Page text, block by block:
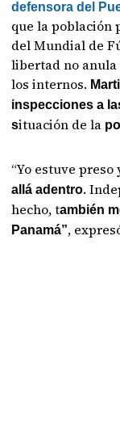
defensora del
que la población
del Mundial de
libertad no anula
los internos.
inspecciones a
situación de la
“Yo estuve preso
allá adentro.
hecho, también
Panamá”,